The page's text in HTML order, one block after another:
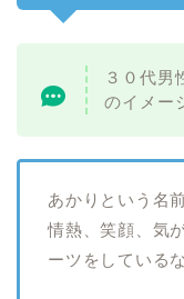
３０代男
のイメー
あかりという名
情熱、笑顔、気
ーツをしている